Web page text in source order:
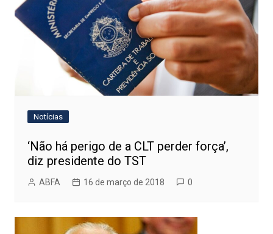
Notícias
‘Não há perigo de a CLT perder força’,
diz presidente do TST
ABFA 16 de março de 2018 0